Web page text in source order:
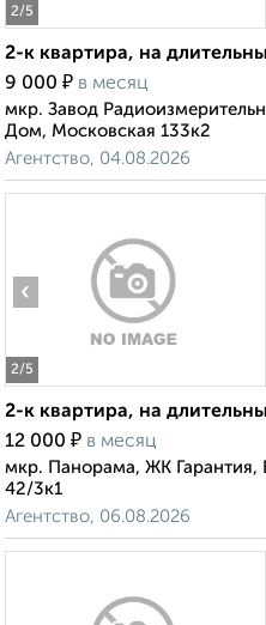
2/5
2-к квартира, на
9 000 ₽ в месяц
мкр. Завод
Дом, Московская 133к2
Агентство, 04.08.2026
2/5
‹
2-к квартира, на
12 000 ₽ в месяц
мкр. Панорама, ЖК Гарантия,
42/3к1
Агентство, 06.08.2026